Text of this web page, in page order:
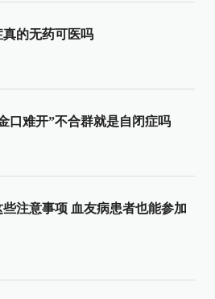
真的无药可医吗
口难开”不合群就是自闭症吗
些注意事项 血友病患者也能参加